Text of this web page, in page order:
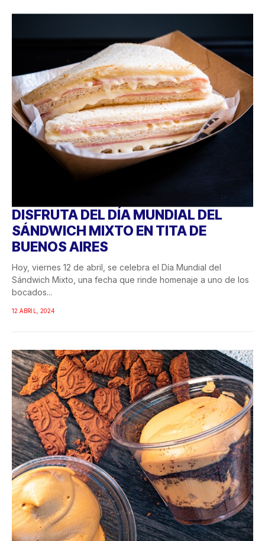
DISFRUTA DEL DÍA MUNDIAL DEL
SÁNDWICH MIXTO EN TITA DE
BUENOS AIRES
Hoy, viernes 12 de abril, se celebra el Día Mundial del
Sándwich Mixto, una fecha que rinde homenaje a uno de los
bocados...
12 ABRIL, 2024